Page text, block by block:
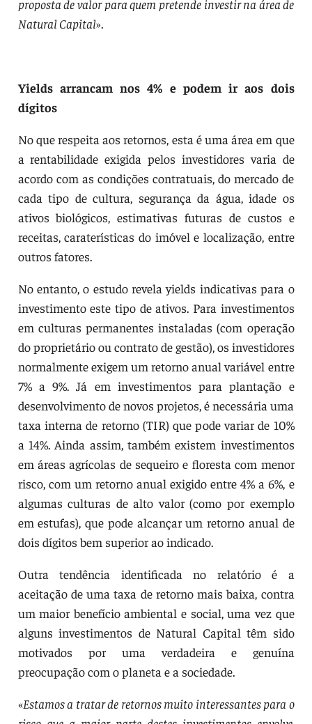
proposta de valor para quem pretende investir na área de
Natural Capital».
Yields arrancam nos 4% e podem ir aos dois
dígitos
No que respeita aos retornos, esta é uma área em que
a rentabilidade exigida pelos investidores varia de
acordo com as condições contratuais, do mercado de
cada tipo de cultura, segurança da água, idade os
ativos biológicos, estimativas futuras de custos e
receitas, caraterísticas do imóvel e localização, entre
outros fatores.
No entanto, o estudo revela yields indicativas para o
investimento este tipo de ativos. Para investimentos
em culturas permanentes instaladas (com operação
do proprietário ou contrato de gestão), os investidores
normalmente exigem um retorno anual variável entre
7% a 9%. Já em investimentos para plantação e
desenvolvimento de novos projetos, é necessária uma
taxa interna de retorno (TIR) que pode variar de 10%
a 14%. Ainda assim, também existem investimentos
em áreas agrícolas de sequeiro e floresta com menor
risco, com um retorno anual exigido entre 4% a 6%, e
algumas culturas de alto valor (como por exemplo
em estufas), que pode alcançar um retorno anual de
dois dígitos bem superior ao indicado.
Outra tendência identificada no relatório é a
aceitação de uma taxa de retorno mais baixa, contra
um maior benefício ambiental e social, uma vez que
alguns investimentos de Natural Capital têm sido
motivados por uma verdadeira e genuína
preocupação com o planeta e a sociedade.
«Estamos a tratar de retornos muito interessantes para o